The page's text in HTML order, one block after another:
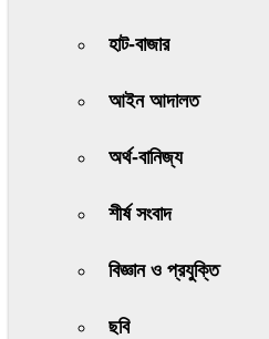
হাট-বাজার
আইন আদালত
অর্থ-বানিজ্য
শীর্ষ সংবাদ
বিজ্ঞান ও প্রযুক্তি
ছবি